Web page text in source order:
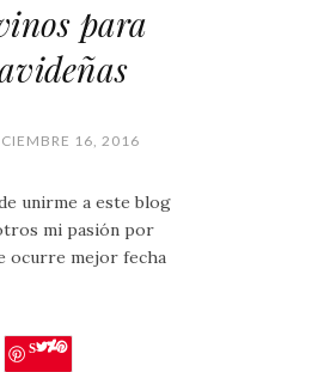
para
16, 2016
unirme a este blog
mi pasión por
ocurre mejor fecha
Save